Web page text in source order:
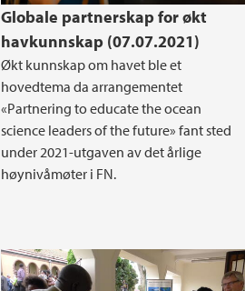
Globale partnerskap for økt
havkunnskap (07.07.2021)
Økt kunnskap om havet ble et
hovedtema da arrangementet
«Partnering to educate the ocean
science leaders of the future» fant sted
under 2021-utgaven av det årlige
høynivåmøter i FN.